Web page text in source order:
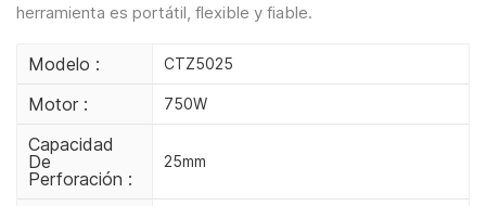
herramienta es portátil, flexible y fiable.
Modelo : CTZ5025
Motor : 750W
Capacidad
De
Perforación :
25mm